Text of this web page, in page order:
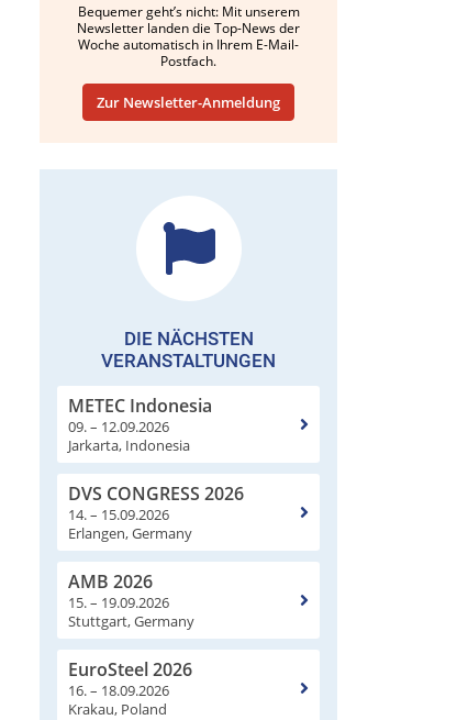
Bequemer geht’s nicht: Mit unserem
Newsletter landen die Top-News der
Woche automatisch in Ihrem E-Mail-
Postfach.
Zur Newsletter-Anmeldung
DIE NÄCHSTEN
VERANSTALTUNGEN
METEC Indonesia
09. – 12.09.2026
Jarkarta, Indonesia
DVS CONGRESS 2026
14. – 15.09.2026
Erlangen, Germany
AMB 2026
15. – 19.09.2026
Stuttgart, Germany
EuroSteel 2026
16. – 18.09.2026
Krakau, Poland